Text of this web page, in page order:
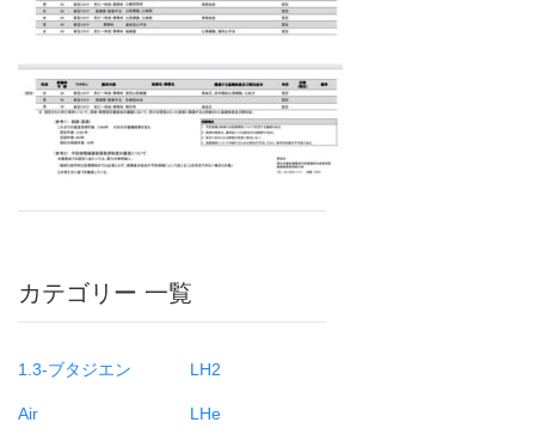
カテゴリー 一覧
1.3-ブタジエン
Air
LH2
LHe